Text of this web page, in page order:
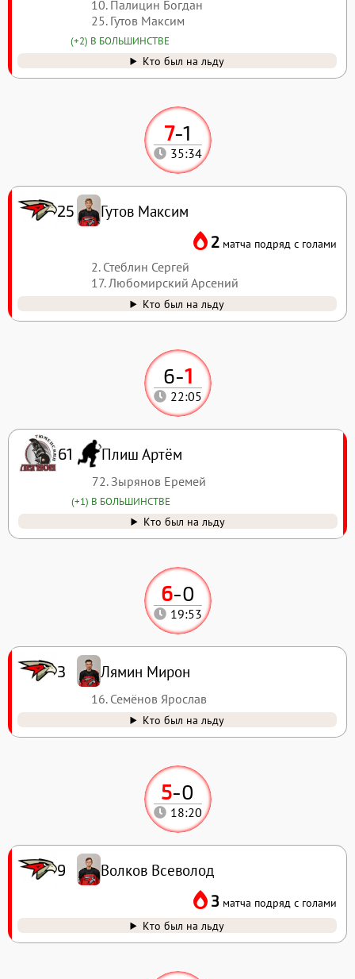
5-0
18:20
9 Волков Всеволод
3 матча подряд с голами
Кто был на льду
6-0
19:53
3 Лямин Мирон
16. Семёнов Ярослав
Кто был на льду
6-1
22:05
61 Плиш Артём
72. Зырянов Еремей
(+1) В БОЛЬШИНСТВЕ
Кто был на льду
7-1
35:34
25 Гутов Максим
2 матча подряд с голами
2. Стеблин Сергей
17. Любомирский Арсений
Кто был на льду
10. Палицин Богдан
25. Гутов Максим
(+2) В БОЛЬШИНСТВЕ
Кто был на льду